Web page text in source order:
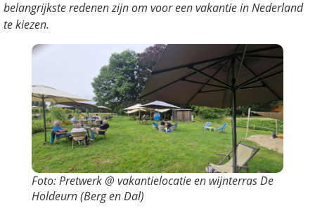
belangrijkste redenen zijn om voor een vakantie in Nederland
te kiezen.
Foto: Pretwerk @ vakantielocatie en wijnterras De
Holdeurn (Berg en Dal)